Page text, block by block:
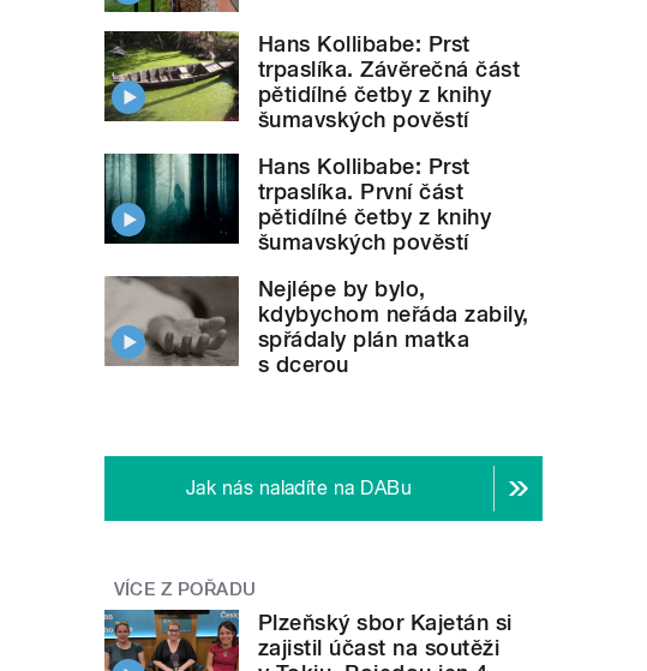
Hans Kollibabe: Prst
trpaslíka. Závěrečná část
pětidílné četby z knihy
šumavských pověstí
Hans Kollibabe: Prst
trpaslíka. První část
pětidílné četby z knihy
šumavských pověstí
Nejlépe by bylo,
kdybychom neřáda zabily,
spřádaly plán matka
s dcerou
Jak nás naladíte na DABu
VÍCE Z POŘADU
Plzeňský sbor Kajetán si
zajistil účast na soutěži